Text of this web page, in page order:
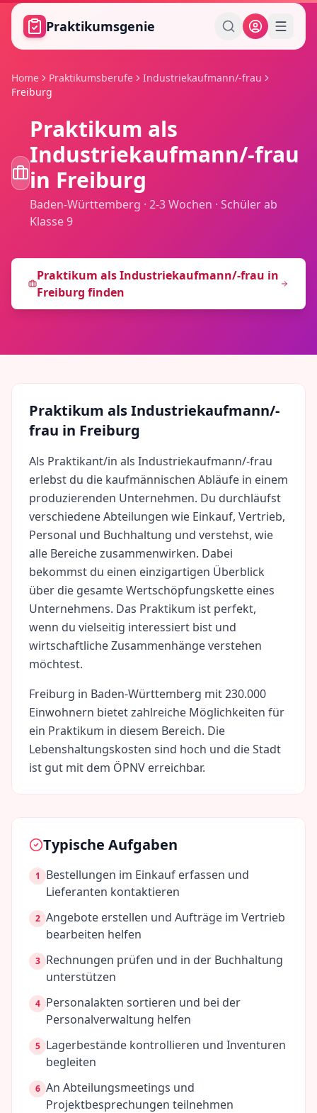
Zum Hauptinhalt springen
Praktikumsgenie
Home Praktikumsberufe
Industriekaufmann/-frau
Freiburg
Praktikum als
Industriekaufmann/-frau
in Freiburg
Baden-Württemberg · 2-3 Wochen · Schüler ab
Klasse 9
Praktikum alsIndustriekaufmann/-frau in
Freiburg finden
Praktikum alsIndustriekaufmann/-
frau in Freiburg
Als Praktikant/in als Industriekaufmann/-frau
erlebst du die kaufmännischen Abläufe in einem
produzierenden Unternehmen. Du durchläufst
verschiedene Abteilungen wie Einkauf, Vertrieb,
Personal und Buchhaltung und verstehst, wie
alle Bereiche zusammenwirken. Dabei
bekommst du einen einzigartigen Überblick
über die gesamte Wertschöpfungskette eines
Unternehmens. Das Praktikum ist perfekt,
wenn du vielseitig interessiert bist und
wirtschaftliche Zusammenhänge verstehen
möchtest.
Freiburg in Baden-Württemberg mit230.000
Einwohnern bietet zahlreiche Möglichkeiten für
ein Praktikum in diesem Bereich. Die
Lebenshaltungskosten sind hoch und die Stadt
ist gut mit dem ÖPNV erreichbar.
Typische Aufgaben
1
Bestellungen im Einkauf erfassen und
Lieferanten kontaktieren
2 Angebote erstellen und Aufträge im Vertrieb
bearbeiten helfen
3 Rechnungen prüfen und in der Buchhaltung
unterstützen
4 Personalakten sortieren und bei der
Personalverwaltung helfen
5 Lagerbestände kontrollieren und Inventuren
begleiten
6 An Abteilungsmeetings und
Projektbesprechungen teilnehmen